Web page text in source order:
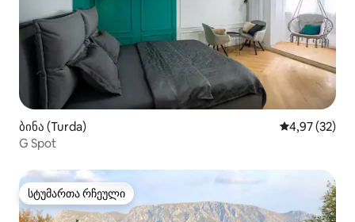
ბინა (Turda) საშუალო
4,97 (32)
G Spot
სტუმართა რჩეული
სტუმართა რჩეული